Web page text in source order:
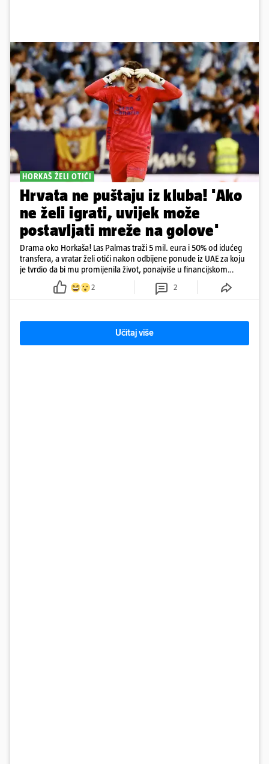
HORKAŠ ŽELI OTIĆI
Hrvata ne puštaju iz kluba! 'Ako
ne želi igrati, uvijek može
postavljati mreže na golove'
Drama oko Horkaša! Las Palmas traži 5 mil. eura i 50% od idućeg
transfera, a vratar želi otići nakon odbijene ponude iz UAE za koju
je tvrdio da bi mu promijenila život, ponajviše u financijskom
2 2
Učitaj više